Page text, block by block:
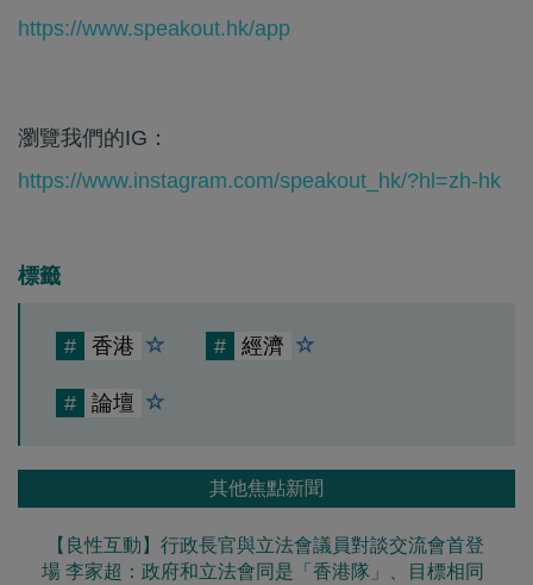
https://www.speakout.hk/app
瀏覽我們的IG：
https://www.instagram.com/speakout_hk/?hl=zh-hk
標籤
# 香港 # 經濟
# 論壇
其他焦點新聞
【良性互動】行政長官與立法會議員對談交流會首登
場 李家超：政府和立法會同是「香港隊」、目標相同